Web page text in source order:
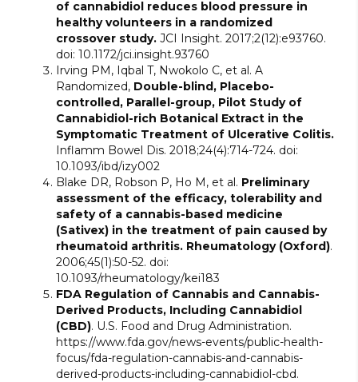
of cannabidiol reduces blood pressure in
healthy volunteers in a randomized
crossover study. JCI Insight. 2017;2(12):e93760.
doi: 10.1172/jci.insight.93760
Irving PM, Iqbal T, Nwokolo C, et al. A
Randomized, Double-blind, Placebo-
controlled, Parallel-group, Pilot Study of
Cannabidiol-rich Botanical Extract in the
Symptomatic Treatment of Ulcerative Colitis.
Inflamm Bowel Dis. 2018;24(4):714-724. doi:
10.1093/ibd/izy002
Blake DR, Robson P, Ho M, et al. Preliminary
assessment of the efficacy, tolerability and
safety of a cannabis-based medicine
(Sativex) in the treatment of pain caused by
rheumatoid arthritis. Rheumatology (Oxford).
2006;45(1):50-52. doi:
10.1093/rheumatology/kei183
FDA Regulation of Cannabis and Cannabis-
Derived Products, Including Cannabidiol
(CBD). U.S. Food and Drug Administration.
https://www.fda.gov/news-events/public-health-
focus/fda-regulation-cannabis-and-cannabis-
derived-products-including-cannabidiol-cbd.